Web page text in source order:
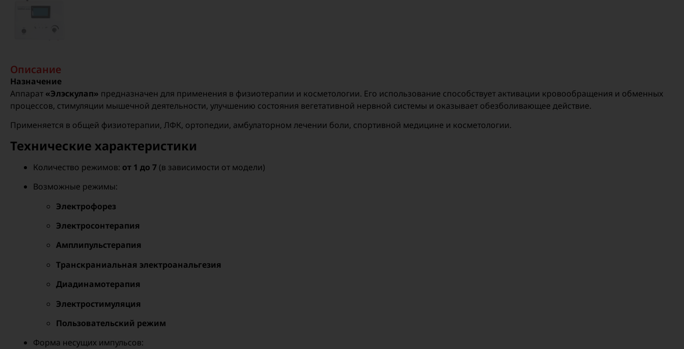
Описание
Назначение
Аппарат «Элэскулап» предназначен для применения в физиотерапии и косметологии. Его использование способствует активации кровообращения и обменных
процессов, стимуляции мышечной деятельности, улучшению состояния вегетативной нервной системы и оказывает обезболивающее действие.
Применяется в общей физиотерапии, ЛФК, ортопедии, амбулаторном лечении боли, спортивной медицине и косметологии.
Технические характеристики
Количество режимов: от 1 до 7 (в зависимости от модели)
Возможные режимы:
Электрофорез
Электросонтерапия
Амплипульстерапия
Транскраниальная электроанальгезия
Диадинамотерапия
Электростимуляция
Пользовательский режим
Форма несущих импульсов: